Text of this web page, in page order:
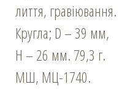
лиття, гравіювання.
Кругла; D – 39 мм,
Н – 26 мм. 79,3 г.
МШ, МЦ-1740.